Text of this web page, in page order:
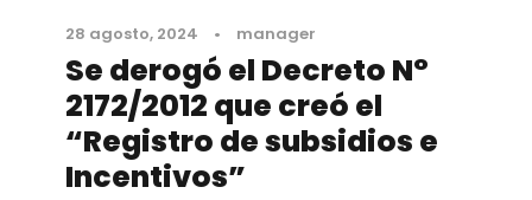
28 agosto, 2024 • manager
Se derogó el Decreto N°
2172/2012 que creó el
“Registro de subsidios e
Incentivos”